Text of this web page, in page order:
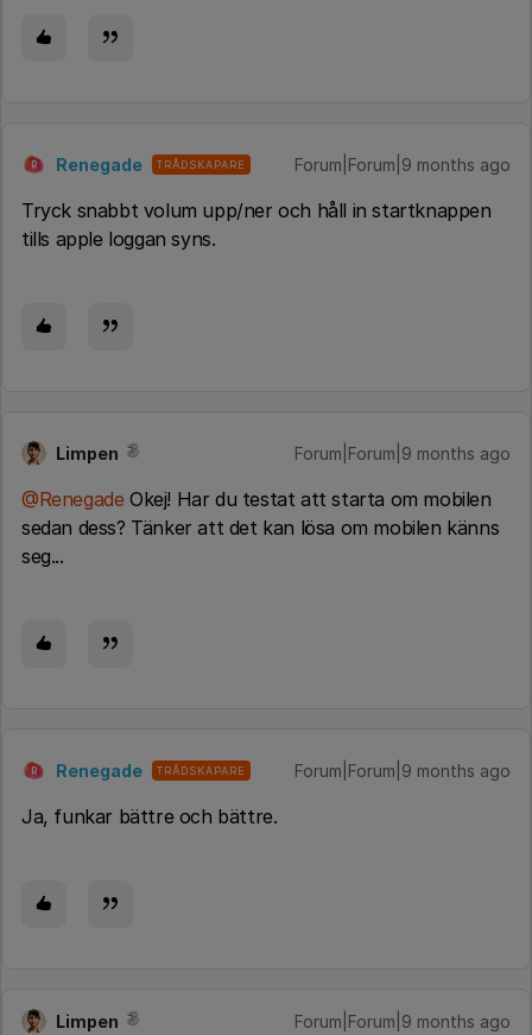
R Renegade TRÅDSKAPARE Forum|Forum|9 months ago
Tryck snabbt volum upp/ner och håll in startknappen
tills apple loggan syns.
Limpen Forum|Forum|9 months ago
@RenegadeOkej! Har du testat att starta om mobilen
sedan dess? Tänker att det kan lösa om mobilen känns
seg...
R Renegade TRÅDSKAPARE Forum|Forum|9 months ago
Ja, funkar bättre och bättre.
Limpen Forum|Forum|9 months ago